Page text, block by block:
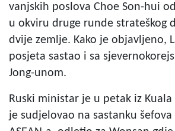
vanjskih poslova Choe Son-hui
u okviru druge runde strateškog
dvije zemlje. Kako je objavljeno,
posjeta sastao i sa
Jong-unom.
Ruski ministar je u petak iz
je sudjelovao na sastanku